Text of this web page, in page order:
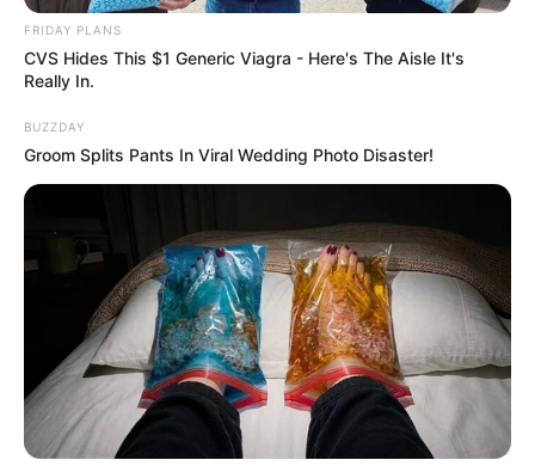
ไฝในที่ลับ !! สัญลักษณ์บอกความเจ้าชู้ เสน่ห์แรงเหลือร้าย
16 ก.ค. 2015
โหงวเฮ้งใบหน้า จา พนม แบบเจาะลึกเรียกมหาเศรษฐียังน้อยไป
29 พ.ย. 2019
FRIDAY PLANS
CVS Hides This $1 Generic Viagra - Here's The Aisle It's
Really In.
BUZZDAY
Groom Splits Pants In Viral Wedding Photo Disaster!